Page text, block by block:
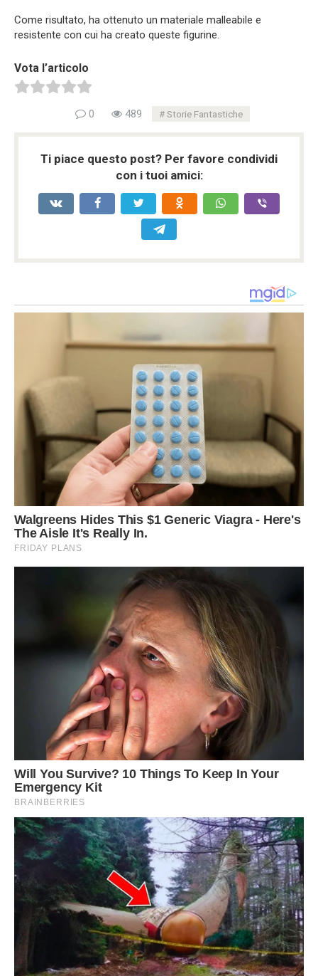
Come risultato, ha ottenuto un materiale malleabile e
resistente con cui ha creato queste figurine.
Vota l’articolo
0 489 Storie Fantastiche
Ti piace questo post? Per favore condividi
con i tuoi amici: